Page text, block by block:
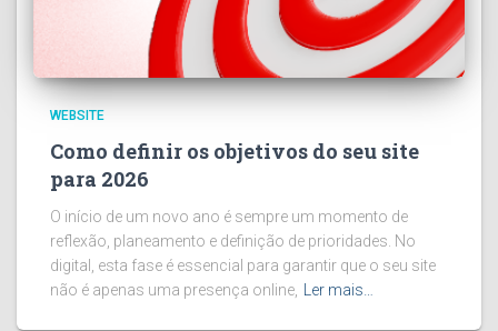
WEBSITE
Como definir os objetivos do seu site
para 2026
O início de um novo ano é sempre um momento de
reflexão, planeamento e definição de prioridades. No
digital, esta fase é essencial para garantir que o seu site
não é apenas uma presença online,
Ler mais…